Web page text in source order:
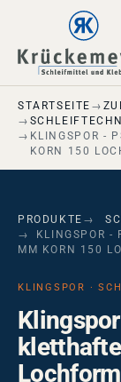
Skip to main
Skip to main
Skip to page
STARTSEITE
KLINGSPOR -
KORN 150
PRODUKTE
KLINGSPOR -
MM KORN 150
KLINGSPOR ·